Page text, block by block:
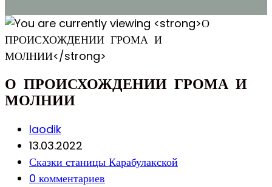
О ПРОИСХОЖДЕНИИ ГРОМА И
МОЛНИИ
Post
author:
laodik
Запись
опубликована:
13.03.2022
Post
category:
Сказки станицы Карабулакской
Post
0 комментариев